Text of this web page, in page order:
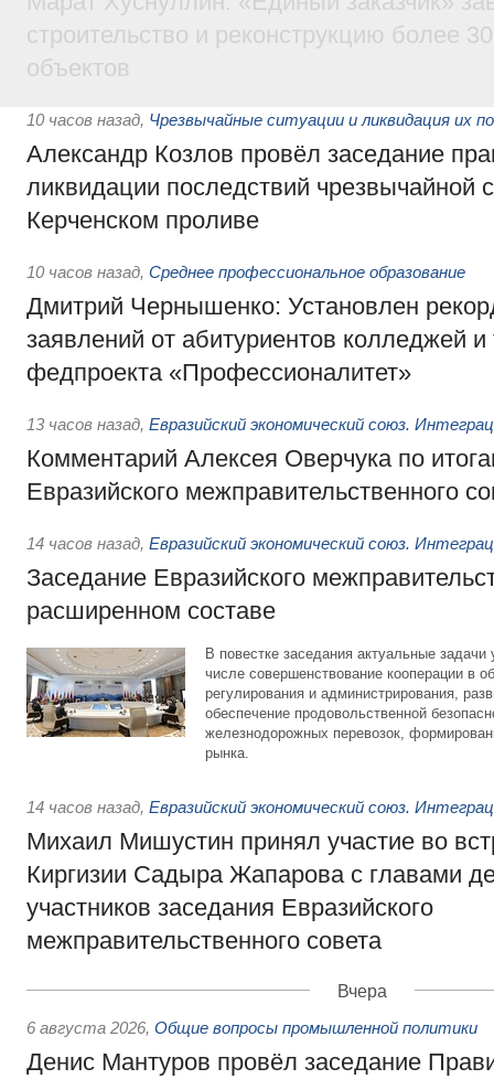
строительство и реконструкцию более
объектов
10 часов назад, Чрезвычайные ситуации и ликвидация их
Александр Козлов провёл заседание
ликвидации последствий чрезвычайной
Керченском проливе
10 часов назад, Среднее профессиональное образование
Дмитрий Чернышенко: Установлен
заявлений от абитуриентов колледжей и
федпроекта «Профессионалитет»
13 часов назад, Евразийский экономический союз.
Комментарий Алексея Оверчука по
Евразийского межправительственного
14 часов назад, Евразийский экономический союз.
Заседание Евразийского
расширенном составе
В повестке заседания актуальные задачи
числе совершенствование кооперации в
регулирования и администрирования,
обеспечение продовольственной
железнодорожных перевозок,
рынка.
14 часов назад, Евразийский экономический союз.
Михаил Мишустин принял участие во
Киргизии Садыра Жапарова с главами
участников заседания Евразийского
межправительственного совета
Вчера
6 августа 2026, Общие вопросы промышленной политики
Денис Мантуров провёл заседание